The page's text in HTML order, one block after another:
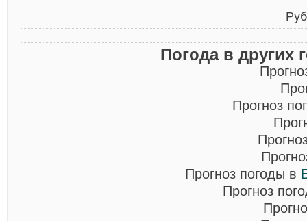
Погода в других
Прогноз
Прогноз погоды в
Прогноз